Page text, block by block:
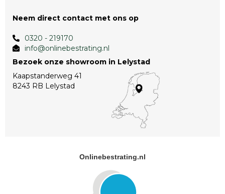
Neem direct contact met ons op
0320 - 219170
info@onlinebestrating.nl
Bezoek onze showroom in Lelystad
Kaapstanderweg 41
8243 RB Lelystad
Onlinebestrating.nl